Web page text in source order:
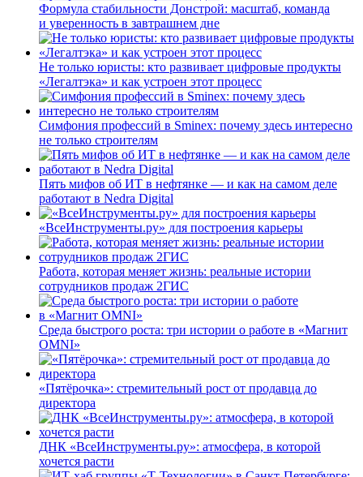
Формула стабильности Донстрой: масштаб, команда
и уверенность в завтрашнем дне
Не только юристы: кто развивает цифровые продукты
«Легалтэка» и как устроен этот процесс
Симфония профессий в Sminex: почему здесь интересно
не только строителям
Пять мифов об ИТ в нефтянке — и как на самом деле
работают в Nedra Digital
«ВсеИнструменты.ру» для построения карьеры
Работа, которая меняет жизнь: реальные истории
сотрудников продаж 2ГИС
Среда быстрого роста: три истории о работе в «Магнит
OMNI»
«Пятёрочка»: стремительный рост от продавца до
директора
ДНК «ВсеИнструменты.ру»: атмосфера, в которой
хочется расти